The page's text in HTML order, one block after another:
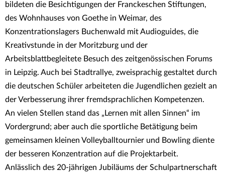
bildeten die Besichtigungen der Franckeschen Stiftungen,
des Wohnhauses von Goethe in Weimar, des
Konzentrationslagers Buchenwald mit Audioguides, die
Kreativstunde in der Moritzburg und der
Arbeitsblattbegleitete Besuch des zeitgenössischen Forums
in Leipzig. Auch bei Stadtrallye, zweisprachig gestaltet durch
die deutschen Schüler arbeiteten die Jugendlichen gezielt an
der Verbesserung ihrer fremdsprachlichen Kompetenzen.
An vielen Stellen stand das „Lernen mit allen Sinnen“ im
Vordergrund; aber auch die sportliche Betätigung beim
gemeinsamen kleinen Volleyballtournier und Bowling diente
der besseren Konzentration auf die Projektarbeit.
Anlässlich des 20-jährigen Jubiläums der Schulpartnerschaft